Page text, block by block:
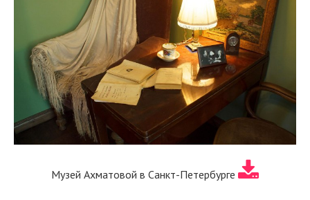
Музей Ахматовой в Санкт-Петербурге